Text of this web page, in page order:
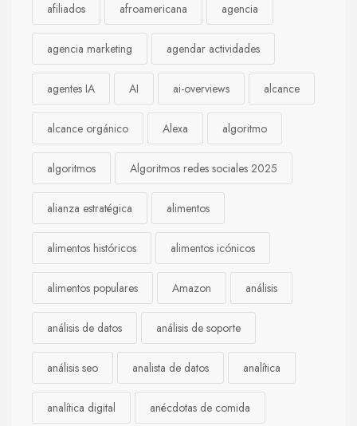
afiliados afroamericana agencia
agencia marketing agendar actividades
agentes IA AI ai-overviews alcance
alcance orgánico Alexa algoritmo
algoritmos Algoritmos redes sociales 2025
alianza estratégica alimentos
alimentos históricos alimentos icónicos
alimentos populares Amazon análisis
análisis de datos análisis de soporte
análisis seo analista de datos analítica
analítica digital anécdotas de comida